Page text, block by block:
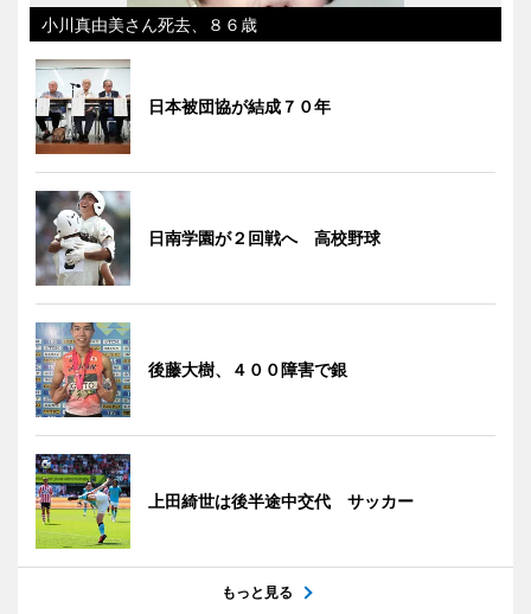
小川真由美さん死去、８６歳
日本被団協が結成７０年
日南学園が２回戦へ 高校野球
後藤大樹、４００障害で銀
上田綺世は後半途中交代 サッカー
もっと見る